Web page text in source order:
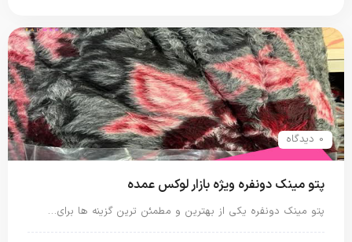
0 دیدگاه
پتو مینک دونفره ویژه بازار لوکس عمده
پتو مینک دونفره یکی از بهترین و مطمئن ترین گزینه ها برای…